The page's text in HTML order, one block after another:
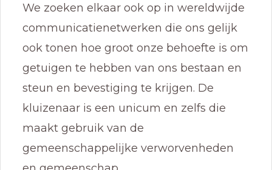
We zoeken elkaar ook op in wereldwijde
communicatienetwerken die ons gelijk
ook tonen hoe groot onze behoefte is om
getuigen te hebben van ons bestaan en
steun en bevestiging te krijgen. De
kluizenaar is een unicum en zelfs die
maakt gebruik van de
gemeenschappelijke verworvenheden